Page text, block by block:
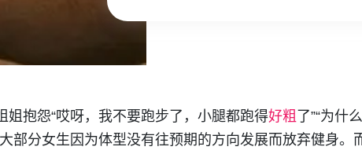
姐抱怨“哎呀，我不要跑步了，小腿都跑得好粗 了”“为什
部分女生因为体型没有往预期的方向发展而放弃健身。